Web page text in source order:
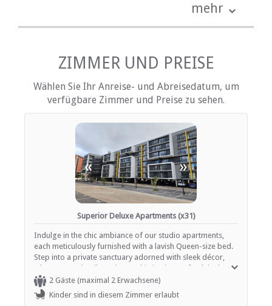
Rauchen: nicht erlaubt
EINRICHTUNGEN AUF DEM GELÄNDE
Kinderfreundlich (alle Altersgruppen)
Garten(e)
Housekeeping (periodisch)
Rauchen: Nicht drinnen
Schwimmbad
INTERNET
Kostenloses Wi-Fi
mehr
ZIMMER UND PREISE
Wählen Sie Ihr Anreise- und Abreisedatum, um
verfügbare Zimmer und Preise zu sehen.
« »
Superior Deluxe Apartments (x31)
Indulge in the chic ambiance of our studio apartments,
each meticulously furnished with a lavish Queen-size bed.
Step into a private sanctuary adorned with sleek décor,
where every detail exudes sophistication. Refresh in the
en-suite bathroom featuring a rejuvenating shower,
alongside modern amenities including a toilet and basin.
Unleash your culinary prowess in the well-equipped
2 Gäste (maximal 2 Erwachsene)
Kinder sind in diesem Zimmer erlaubt